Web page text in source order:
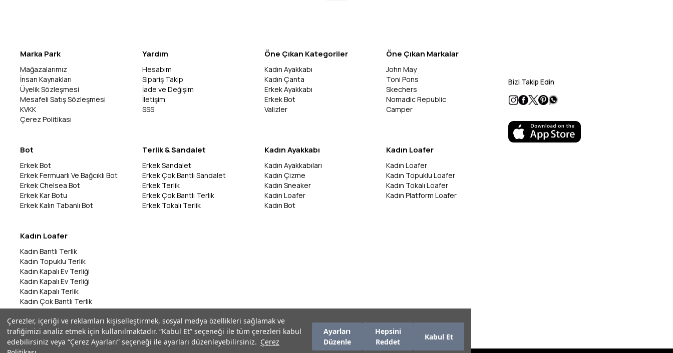
Çerezler, içeriği ve reklamları kişiselleştirmek, sosyal medya özellikleri sağlamak ve
trafiğimizi analiz etmek için kullanılmaktadır. “Kabul Et” seçeneği ile tüm çerezleri kabul
edebilirsiniz veya “Çerez Ayarları” seçeneği ile ayarları düzenleyebilirsiniz. Çerez
Ayarları
Düzenle
Hepsini
Reddet
Kabul Et
Marka Park
Mağazalarımız
İnsan Kaynakları
Üyelik Sözleşmesi
Mesafeli Satış Sözleşmesi
KVKK
Çerez Politikası
Yardım
Hesabım
Sipariş Takip
İade ve Değişim
İletişim
SSS
Öne Çıkan Kategoriler
Kadın Ayakkabı
Kadın Çanta
Erkek Ayakkabı
Erkek Bot
Valizler
Öne Çıkan Markalar
John May
Toni Pons
Skechers
Nomadic Republic
Camper
Bot
Erkek Bot
Erkek Fermuarlı Ve Bağcıklı Bot
Erkek Chelsea Bot
Erkek Kar Botu
Erkek Kalın Tabanlı Bot
Terlik & Sandalet
Erkek Sandalet
Erkek Çok Bantlı Sandalet
Erkek Terlik
Erkek Çok Bantlı Terlik
Erkek Tokalı Terlik
Kadın Ayakkabı
Kadın Ayakkabıları
Kadın Çizme
Kadın Sneaker
Kadın Loafer
Kadın Bot
Kadın Loafer
Kadın Loafer
Kadın Topuklu Loafer
Kadın Tokalı Loafer
Kadın Platform Loafer
Kadın Loafer
Kadın Bantlı Terlik
Kadın Topuklu Terlik
Kadın Kapalı Ev Terliği
Kadın Kapalı Ev Terliği
Kadın Kapalı Terlik
Kadın Çok Bantlı Terlik
Kadın Bantlı Terlik
Kadın Çok Bantlı Terlik
Kadın Parmak Arası Terlik
Bizi Takip Edin